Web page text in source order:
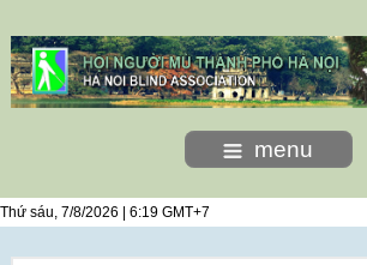
menu
Thứ sáu, 7/8/2026 | 6:19 GMT+7